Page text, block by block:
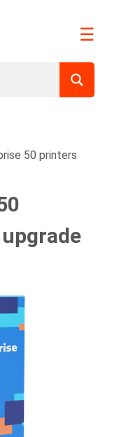
☰
50 printers